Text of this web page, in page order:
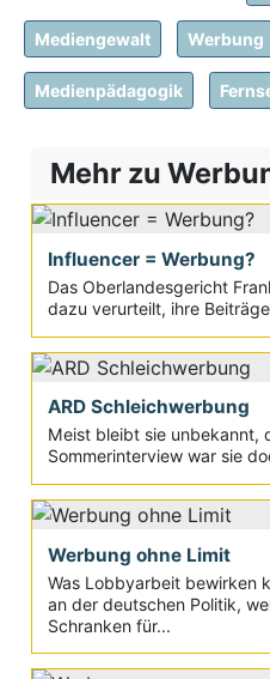
Mediengewalt Werbung
Medienpädagogik
Mehr zu
Influencer = Werbung?
Das Oberlandesgericht
dazu verurteilt, ihre
ARD Schleichwerbung
Meist bleibt sie unbekannt,
Sommerinterview war sie
Werbung ohne Limit
Was Lobbyarbeit bewirken
an der deutschen Politik,
Schranken für...